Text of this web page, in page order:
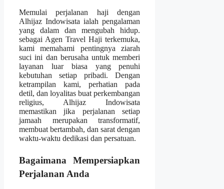
Memulai perjalanan haji dengan
Alhijaz Indowisata ialah pengalaman
yang dalam dan mengubah hidup.
sebagai Agen Travel Haji terkemuka,
kami memahami pentingnya ziarah
suci ini dan berusaha untuk memberi
layanan luar biasa yang penuhi
kebutuhan setiap pribadi. Dengan
ketrampilan kami, perhatian pada
detil, dan loyalitas buat perkembangan
religius, Alhijaz Indowisata
memastikan jika perjalanan setiap
jamaah merupakan transformatif,
membuat bertambah, dan sarat dengan
waktu-waktu dedikasi dan persatuan.
Bagaimana Mempersiapkan
Perjalanan Anda